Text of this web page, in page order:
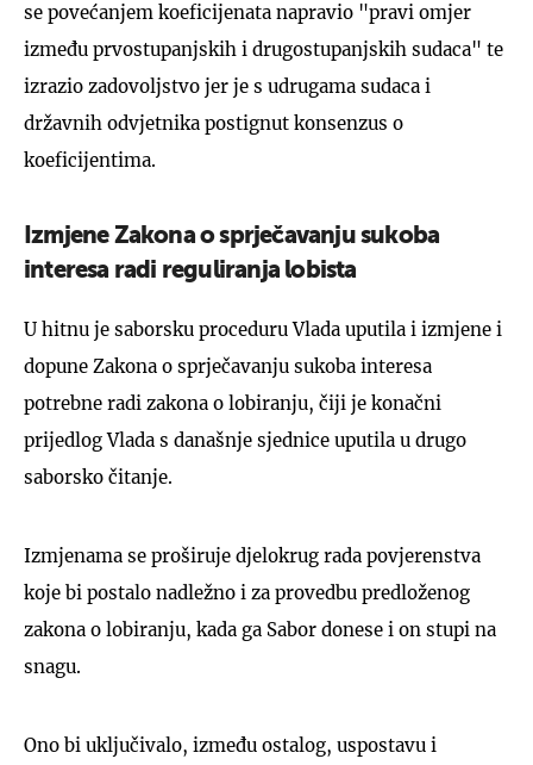
se povećanjem koeficijenata napravio "pravi omjer
između prvostupanjskih i drugostupanjskih sudaca" te
izrazio zadovoljstvo jer je s udrugama sudaca i
državnih odvjetnika postignut konsenzus o
koeficijentima.
Izmjene Zakona o sprječavanju sukoba
interesa radi reguliranja lobista
U hitnu je saborsku proceduru Vlada uputila i izmjene i
dopune Zakona o sprječavanju sukoba interesa
potrebne radi zakona o lobiranju, čiji je konačni
prijedlog Vlada s današnje sjednice uputila u drugo
saborsko čitanje.
Izmjenama se proširuje djelokrug rada povjerenstva
koje bi postalo nadležno i za provedbu predloženog
zakona o lobiranju, kada ga Sabor donese i on stupi na
snagu.
Ono bi uključivalo, između ostalog, uspostavu i